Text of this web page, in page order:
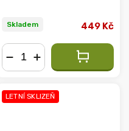
Skladem 449 Kč
LETNÍ SKLIZEŇ